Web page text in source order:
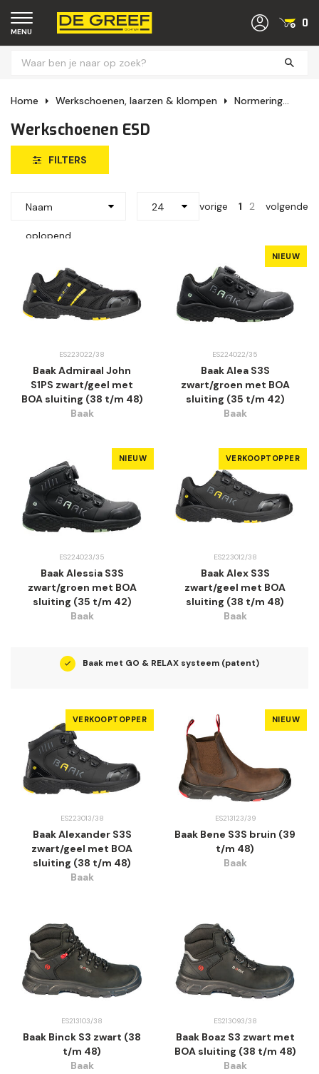
MENU
0
Home Werkschoenen, laarzen & klompen Normering
Werkschoenen ESD
FILTERS
Naam
oplopend
24 vorige 1 2 volgende
ES223022/38
Baak Admiraal John
S1PS zwart/geel met
BOA sluiting (38 t/m 48)
Baak
NIEUW
ES224022/35
Baak Alea S3S
zwart/groen met BOA
sluiting (35 t/m 42)
Baak
NIEUW
ES224023/35
Baak Alessia S3S
zwart/groen met BOA
sluiting (35 t/m 42)
Baak
VERKOOPTOPPER
ES223012/38
Baak Alex S3S
zwart/geel met BOA
sluiting (38 t/m 48)
Baak
VERKOOPTOPPER
ES223013/38
Baak Alexander S3S
zwart/geel met BOA
sluiting (38 t/m 48)
Baak
NIEUW
ES213123/39
Baak Bene S3S bruin (39
t/m 48)
Baak
ES213103/38
Baak Binck S3 zwart (38
t/m 48)
Baak
ES213093/38
Baak Boaz S3 zwart met
BOA sluiting (38 t/m 48)
Baak
Baak met GO & RELAX systeem (patent)